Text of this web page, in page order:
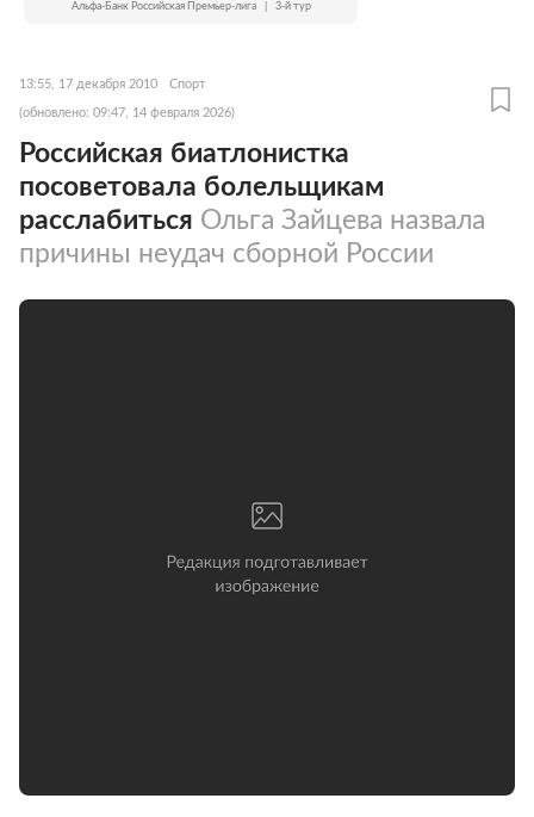
Альфа-Банк Российская Премьер-лига 3-й тур
13:55, 17 декабря 2010 Спорт
(обновлено: 09:47, 14 февраля 2026)
Российская биатлонистка
посоветовала болельщикам
расслабиться Ольга Зайцева назвала
причины неудач сборной России